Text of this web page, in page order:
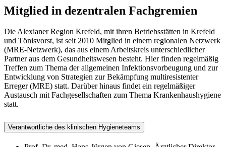
Mitglied in dezentralen Fachgremien
Die Alexianer Region Krefeld, mit ihren Betriebsstätten in Krefeld
und Tönisvorst, ist seit 2010 Mitglied in einem regionalen Netzwerk
(MRE-Netzwerk), das aus einem Arbeitskreis unterschiedlicher
Partner aus dem Gesundheitswesen besteht. Hier finden regelmäßig
Treffen zum Thema der allgemeinen Infektionsvorbeugung und zur
Entwicklung von Strategien zur Bekämpfung multiresistenter
Erreger (MRE) statt. Darüber hinaus findet ein regelmäßiger
Austausch mit Fachgesellschaften zum Thema Krankenhaushygiene
statt.
Verantwortliche des klinischen Hygieneteams